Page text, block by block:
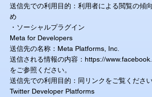
送信先での利用目的：利用者による閲覧の傾
め
・ソーシャルプラグイン
Meta for Developers
送信先の名称：Meta Platforms, Inc.
送信される情報の内容： https://
をご参照ください。
送信先での利用目的：同リンクをご覧ください
Twitter Developer Platforms